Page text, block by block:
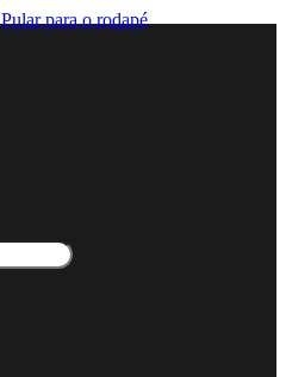
Pular para o rodapé